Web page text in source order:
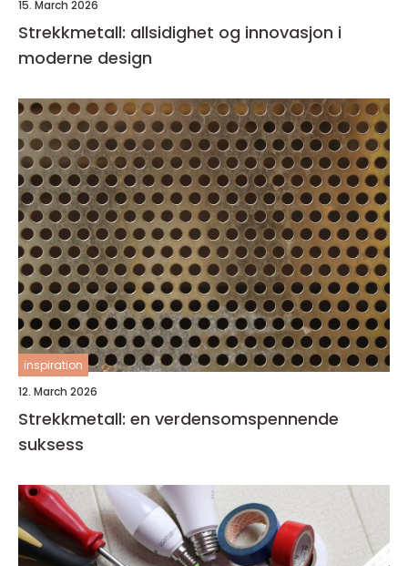
15. March 2026
Strekkmetall: allsidighet og innovasjon i
moderne design
inspiration
12. March 2026
Strekkmetall: en verdensomspennende
suksess